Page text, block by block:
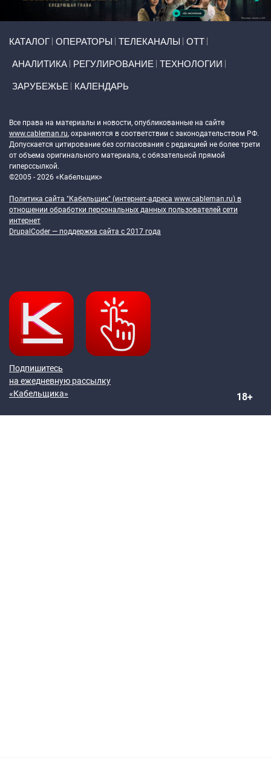
КАТАЛОГ ОПЕРАТОРЫ ТЕЛЕКАНАЛЫ ОТТ
АНАЛИТИКА РЕГУЛИРОВАНИЕ ТЕХНОЛОГИИ
ЗАРУБЕЖЬЕ КАЛЕНДАРЬ
Все права на материалы и новости, опубликованные на сайте
www.cableman.ru, охраняются в соответствии с законодательством РФ.
Допускается цитирование без согласования с редакцией не более трети
от объема оригинального материала, с обязательной прямой
гиперссылкой.
©2005 - 2026 «Кабельщик»
Политика сайта "Кабельщик" (интернет-адреса www.cableman.ru) в
отношении обработки персональных данных пользователей сети
интернет
DrupalCoder — поддержка сайта c 2017 года
Подпишитесь
на ежедневную рассылку
«Кабельщика»